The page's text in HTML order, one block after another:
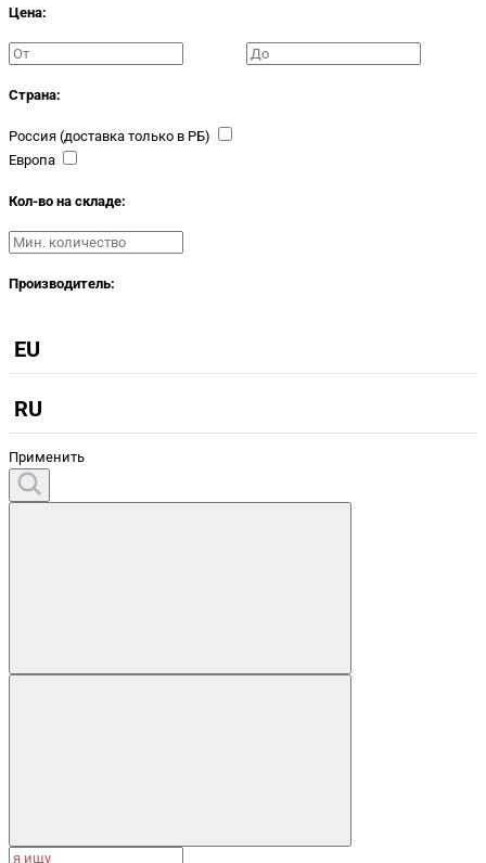
Цена:
Страна:
Россия (доставка только в РБ)
Европа
Кол-во на складе:
Производитель:
EU
RU
Применить